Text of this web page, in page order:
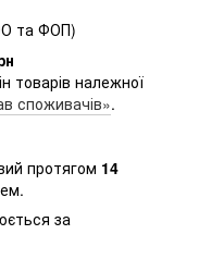
та ФОП)
товарів належної
споживачів».
протягом 14
за